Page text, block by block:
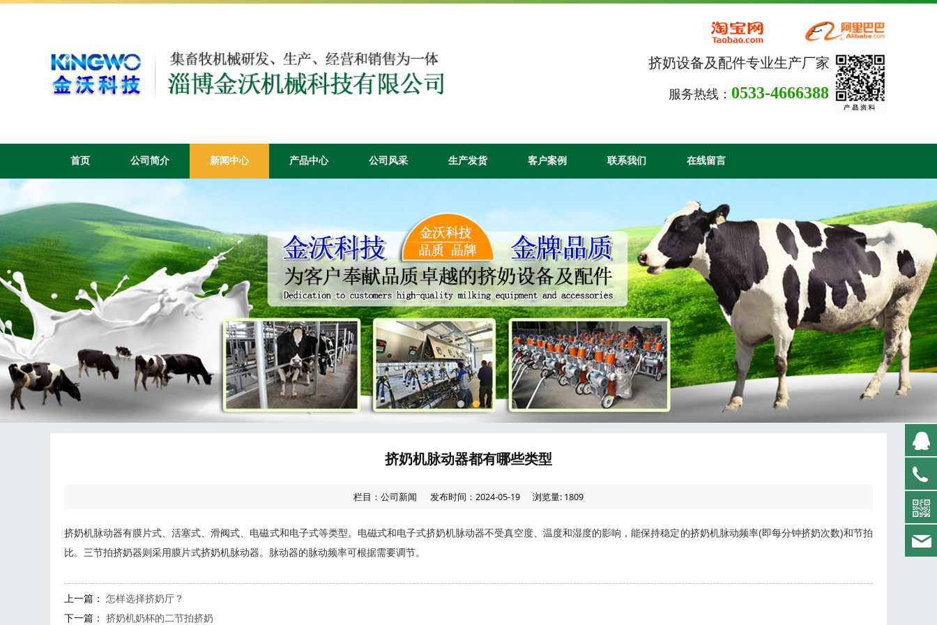
挤奶设备及配件专业生产厂家
服务热线： 0533-4666388
首页 公司简介 新闻中心 产品中心 公司风采 生产发货 客户案例 联系我们 在线留言
挤奶机脉动器都有哪些类型
栏目：公司新闻 发布时间：2024-05-19 浏览量: 1809
挤奶机脉动器有膜片式、活塞式、滑阀式、电磁式和电子式等类型。电磁式和电子式挤奶机脉动器不受真空度、温度和湿度的影响，能保持稳定的挤奶机脉动频率(即每分钟挤奶次数)和节拍
比。三节拍挤奶器则采用膜片式挤奶机脉动器。脉动器的脉动频率可根据需要调节。
上一篇： 怎样选择挤奶厅？
下一篇： 挤奶机奶杯的二节拍挤奶